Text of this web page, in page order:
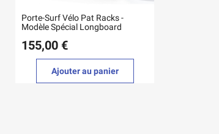
Porte-Surf Vélo Pat Racks -
Modèle Spécial Longboard
155,00 €
Ajouter au panier